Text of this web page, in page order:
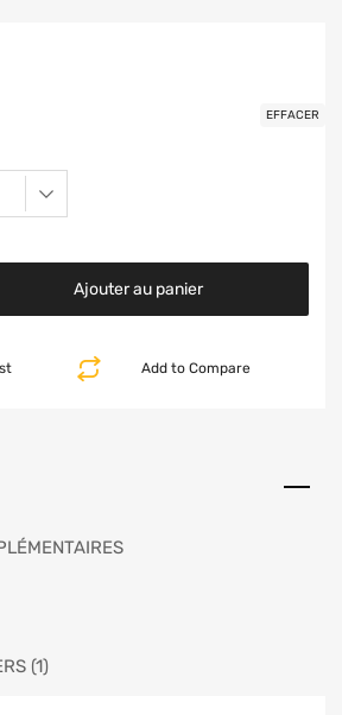
EFFACER
Ajouter au panier
Add to Compare
(1)